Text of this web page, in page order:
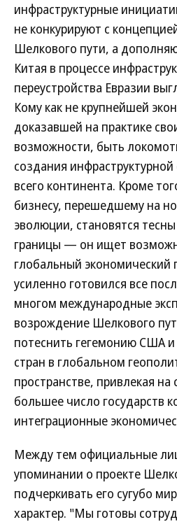
инфраструктурные
не конкурируют с
Шелкового пути, а
Китая в процессе
переустройства Евразии
Кому как не крупнейшей
доказавшей на практике
возможности, быть
создания
всего континента. Кроме
бизнесу, перешедшему на
эволюции, становятся
границы — он ищет
глобальный экономический
усиленно готовился все
многом международные
возрождение Шелкового
потеснить гегемонию США
стран в глобальном
пространстве, привлекая на
большее число государств
интеграционные
Между тем официальные
упоминании о проекте
подчеркивать его сугубо
характер. "Мы готовы